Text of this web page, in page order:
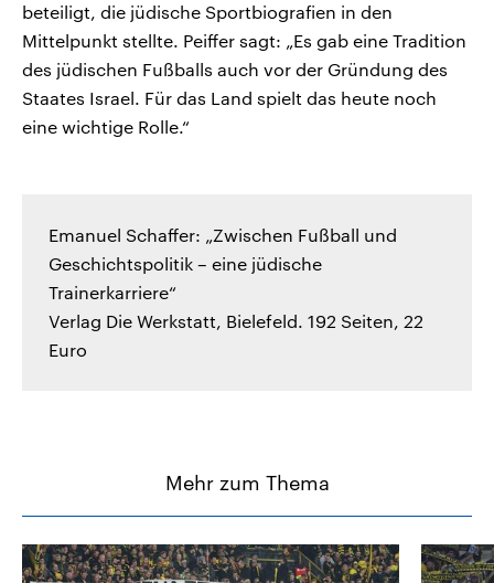
beteiligt, die jüdische Sportbiografien in den
Mittelpunkt stellte. Peiffer sagt: „Es gab eine Tradition
des jüdischen Fußballs auch vor der Gründung des
Staates Israel. Für das Land spielt das heute noch
eine wichtige Rolle.“
Emanuel Schaffer: „Zwischen Fußball und
Geschichtspolitik – eine jüdische
Trainerkarriere“
Verlag Die Werkstatt, Bielefeld. 192 Seiten, 22
Euro
Mehr zum Thema